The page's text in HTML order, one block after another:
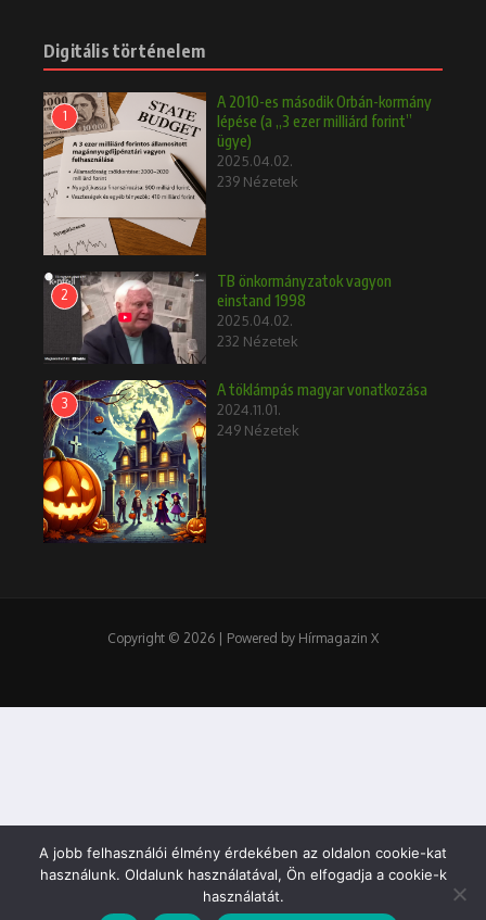
Digitális történelem
1
A 2010-es második Orbán-kormány
lépése (a „3 ezer milliárd forint”
ügye)
2025.04.02.
239 Nézetek
2
TB önkormányzatok vagyon
einstand 1998
2025.04.02.
232 Nézetek
3
A töklámpás magyar vonatkozása
2024.11.01.
249 Nézetek
Copyright © 2026 | Powered by Hírmagazin X
A jobb felhasználói élmény érdekében az oldalon cookie-kat
használunk. Oldalunk használatával, Ön elfogadja a cookie-k
használatát.